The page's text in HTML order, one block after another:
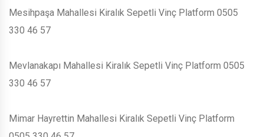
Mesihpaşa Mahallesi Kiralık Sepetli Vinç Platform 0505
330 46 57
Mevlanakapı Mahallesi Kiralık Sepetli Vinç Platform 0505
330 46 57
Mimar Hayrettin Mahallesi Kiralık Sepetli Vinç Platform